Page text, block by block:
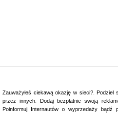
Zauważyłeś ciekawą okazję w sieci?.
przez innych. Dodaj bezpłatnie swoją
Poinformuj Internautów o wyprzedaży bądź